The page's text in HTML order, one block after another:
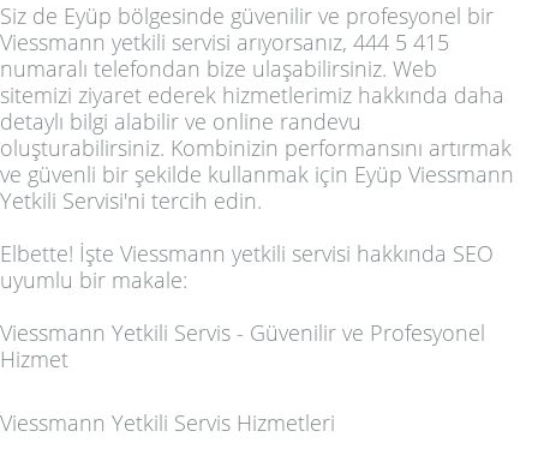
Siz de Eyüp bölgesinde güvenilir ve profesyonel bir
Viessmann yetkili servisi arıyorsanız, 444 5 415
numaralı telefondan bize ulaşabilirsiniz. Web
sitemizi ziyaret ederek hizmetlerimiz hakkında daha
detaylı bilgi alabilir ve online randevu
oluşturabilirsiniz. Kombinizin performansını artırmak
ve güvenli bir şekilde kullanmak için Eyüp Viessmann
Yetkili Servisi'ni tercih edin.
Elbette! İşte Viessmann yetkili servisi hakkında SEO
uyumlu bir makale:
Viessmann Yetkili Servis - Güvenilir ve Profesyonel
Hizmet
Viessmann Yetkili Servis Hizmetleri